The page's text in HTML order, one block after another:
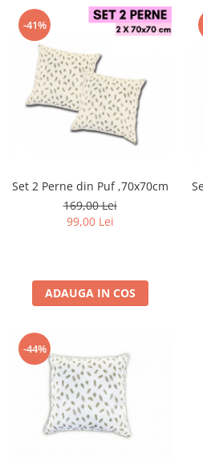
-41%
Set 2 Perne din Puf ,70x70cm
169,00 Lei
99,00 Lei
ADAUGA IN COS
-44%